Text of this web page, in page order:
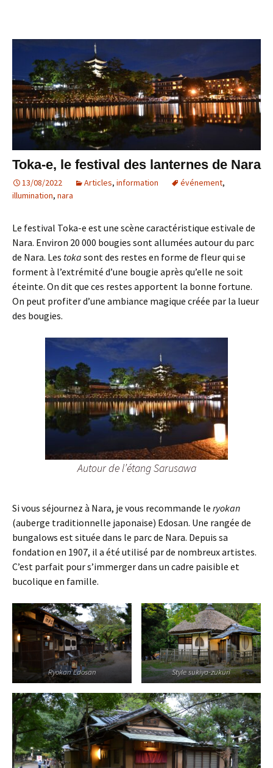
Toka-e, le festival des lanternes de Nara
13/08/2022 Articles, information événement,
illumination, nara
Le festival Toka-e est une scène caractéristique estivale de
Nara. Environ 20 000 bougies sont allumées autour du parc
de Nara. Les toka sont des restes en forme de fleur qui se
forment à l’extrémité d’une bougie après qu’elle ne soit
éteinte. On dit que ces restes apportent la bonne fortune.
On peut profiter d’une ambiance magique créée par la lueur
des bougies.
Autour de l’étang Sarusawa
Si vous séjournez à Nara, je vous recommande le ryokan
(auberge traditionnelle japonaise) Edosan. Une rangée de
bungalows est située dans le parc de Nara. Depuis sa
fondation en 1907, il a été utilisé par de nombreux artistes.
C’est parfait pour s’immerger dans un cadre paisible et
bucolique en famille.
Ryokan Edosan Style sukiya-zukuri